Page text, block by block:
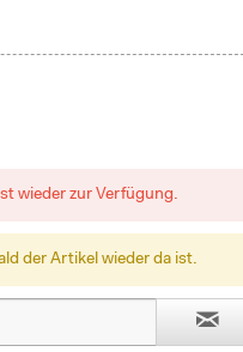
wieder zur Verfügung.
der Artikel wieder da ist.